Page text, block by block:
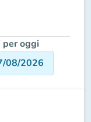
per oggi
08/2026